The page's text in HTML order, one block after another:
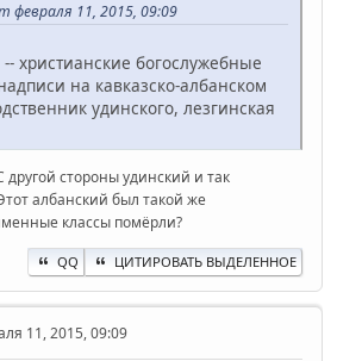
февраля 11, 2015, 09:09
христианские богослужебные
на кавказско-албанском
удинского, лезгинская
другой стороны удинский и так
албанский был такой же
классы помёрли?
QQ ЦИТИРОВАТЬ ВЫДЕЛЕННОЕ
11, 2015, 09:09